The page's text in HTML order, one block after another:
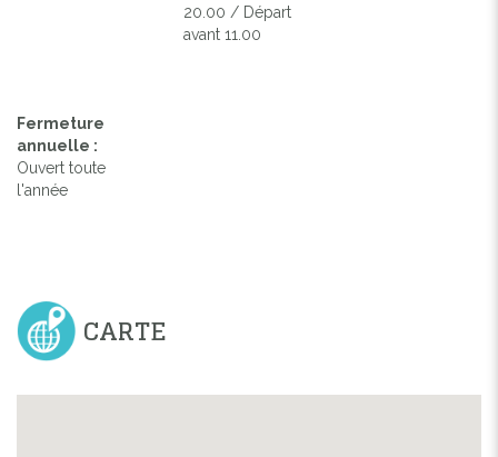
20.00 / Départ
avant 11.00
Fermeture
annuelle :
Ouvert toute
l'année
CARTE